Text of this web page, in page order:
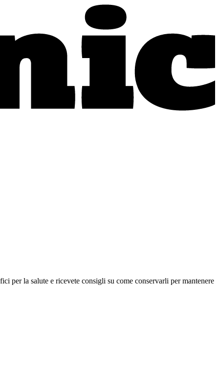
per la salute e ricevete consigli su come conservarli per mantenere